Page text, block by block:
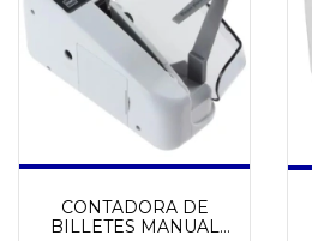
CONTADORA DE
BILLETES MANUAL